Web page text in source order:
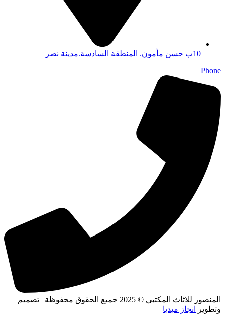
10ب حسن مأمون. المنطقة السادسة.مدينة نصر
Phone
المنصور للاثاث المكتبي
© 2025 جميع الحقوق محفوظة | تصميم
وتطوير
انجاز ميديا